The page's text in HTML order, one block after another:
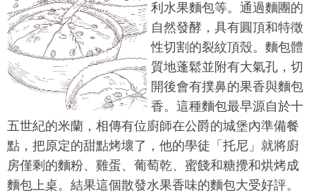
利水果麵包等。 通過麵團的
自然發酵，具有圓頂和特徵
性切割的裂紋頂殼。 麵包體
質地蓬鬆並附有大氣孔，切
開後會有撲鼻的果香與麵包
香。 這種麵包最早源自於十
五世紀的米蘭，相傳有位廚師在公爵的城堡內準備餐
點，把原定的甜點烤壞了，他的學徒「托尼」就將廚
房僅剩的麵粉、雞蛋、葡萄乾、蜜餞和糖攪和烘烤成
麵包上桌。結果這個散發水果香味的麵包大受好評。